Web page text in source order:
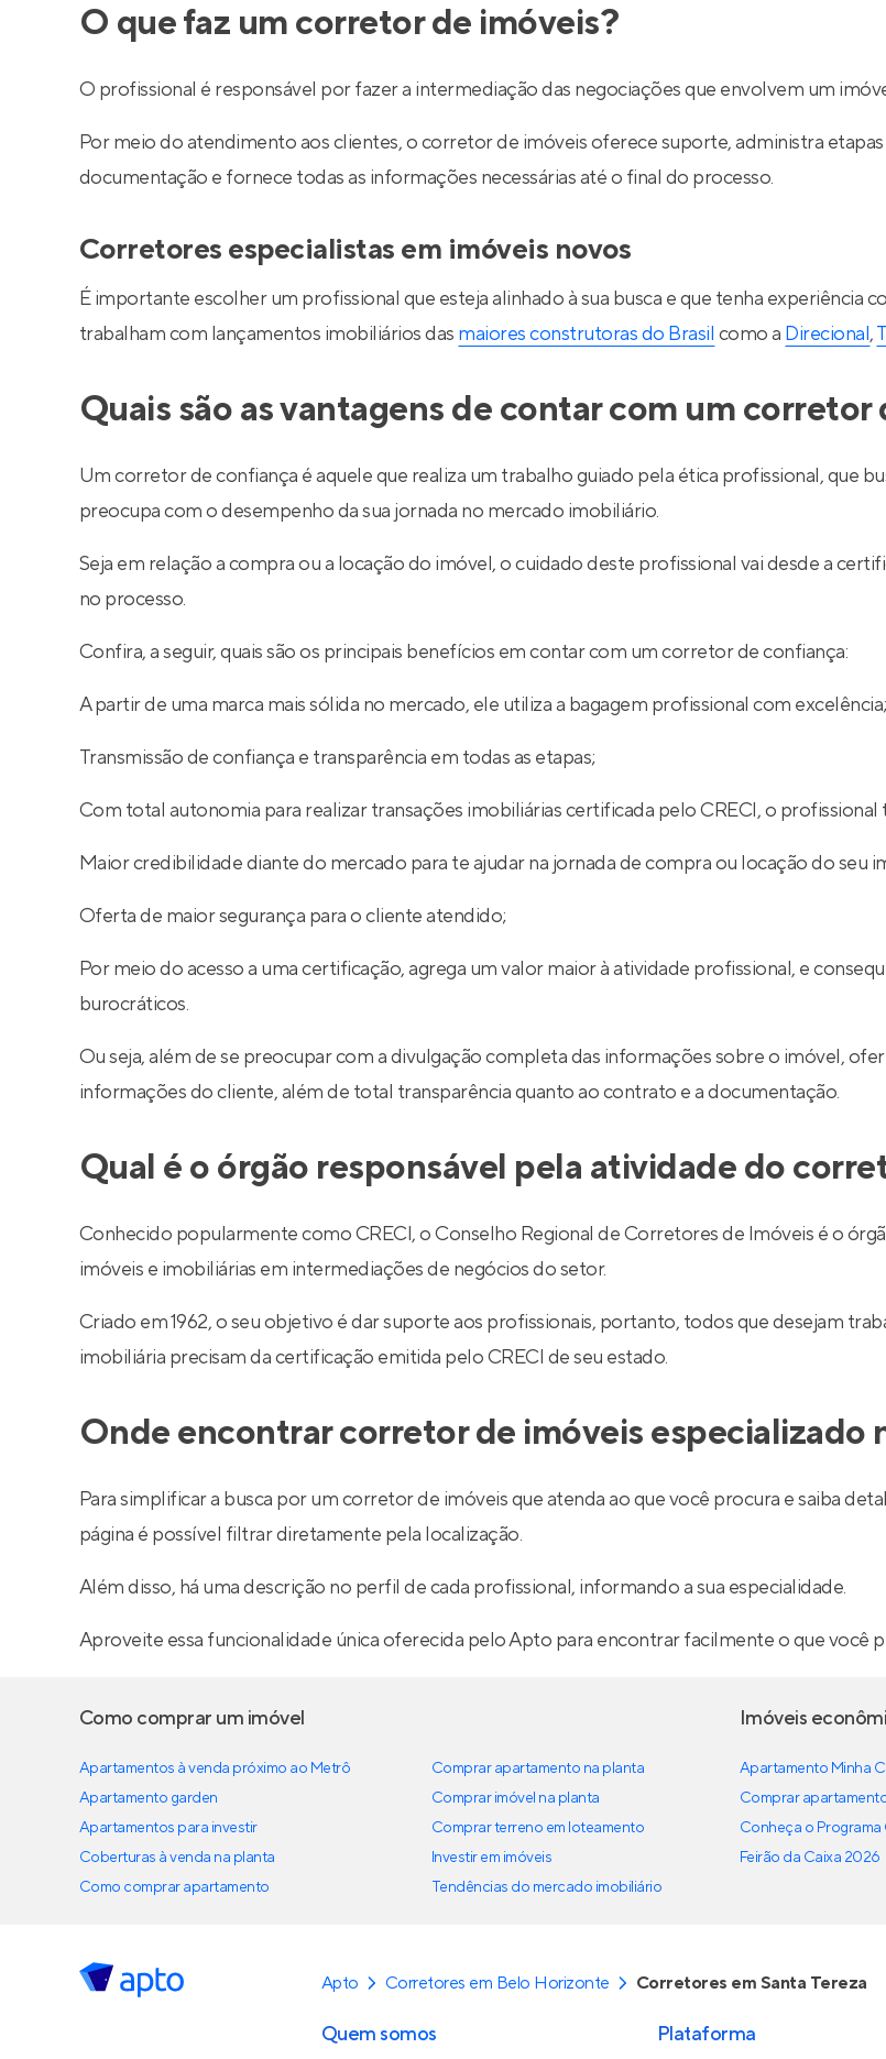
O que faz um corretor de imóveis?
O profissional é responsável por fazer a intermediação das negociações que envolvem um
Por meio do atendimento aos clientes, o corretor de imóveis oferece suporte, administra
documentação e fornece todas as informações necessárias até o final do processo.
Corretores especialistas em imóveis novos
É importante escolher um profissional que esteja alinhado à sua busca e que tenha
trabalham com lançamentos imobiliários das maiores construtoras do Brasil como a Direcional,
Quais são as vantagens de contar com um
Um corretor de confiança é aquele que realiza um trabalho guiado pela ética profissional, que
preocupa com o desempenho da sua jornada no mercado imobiliário.
Seja em relação a compra ou a locação do imóvel, o cuidado deste profissional vai desde a
no processo.
Confira, a seguir, quais são os principais benefícios em contar com um corretor de confiança:
A partir de uma marca mais sólida no mercado, ele utiliza a bagagem profissional com excelência;
Transmissão de confiança e transparência em todas as etapas;
Com total autonomia para realizar transações imobiliárias certificada pelo CRECI, o
Maior credibilidade diante do mercado para te ajudar na jornada de compra ou locação do seu
Oferta de maior segurança para o cliente atendido;
Por meio do acesso a uma certificação, agrega um valor maior à atividade profissional, e
burocráticos.
Ou seja, além de se preocupar com a divulgação completa das informações sobre o imóvel,
informações do cliente, além de total transparência quanto ao contrato e a documentação.
Qual é o órgão responsável pela atividade do
Conhecido popularmente como CRECI, o Conselho Regional de Corretores de Imóveis é o
imóveis e imobiliárias em intermediações de negócios do setor.
Criado em 1962, o seu objetivo é dar suporte aos profissionais, portanto, todos que desejam
imobiliária precisam da certificação emitida pelo CRECI de seu estado.
Onde encontrar corretor de imóveis especializado
Para simplificar a busca por um corretor de imóveis que atenda ao que você procura e saiba
página é possível filtrar diretamente pela localização.
Além disso, há uma descrição no perfil de cada profissional, informando a sua especialidade.
Aproveite essa funcionalidade única oferecida pelo Apto para encontrar facilmente o que você
Como comprar um imóvel
Apartamentos à venda próximo ao Metrô
Apartamento garden
Apartamentos para investir
Coberturas à venda na planta
Como comprar apartamento
Comprar apartamento na planta
Comprar imóvel na planta
Comprar terreno em loteamento
Investir em imóveis
Tendências do mercado imobiliário
Imóveis
Apartamento Minha
Comprar
Conheça o Programa
Feirão da Caixa 2026
Apto Corretores em Belo Horizonte Corretores em Santa Tereza
Quem somos Plataforma